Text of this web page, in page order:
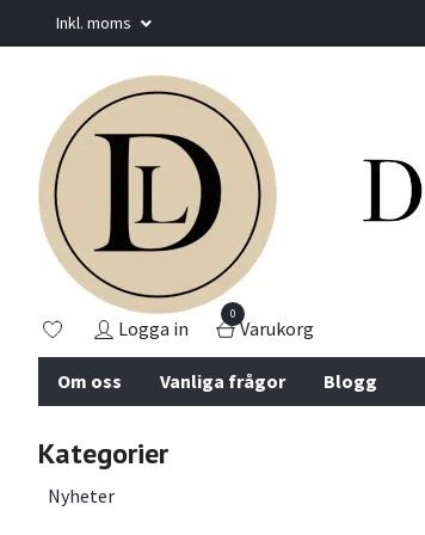
Inkl. moms
Logga in
0
Varukorg
Om oss Vanliga frågor Blogg
Kategorier
Nyheter